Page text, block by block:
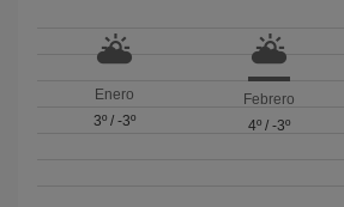
Enero
3º/ -3º
Febrero
4º/ -3º